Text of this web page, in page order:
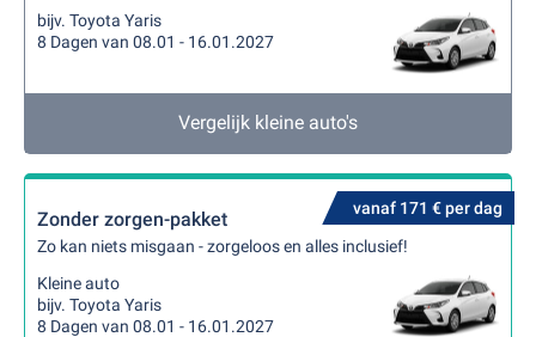
bijv. Toyota Yaris
8 Dagen van 08.01 - 16.01.2027
Vergelijk kleine auto's
vanaf 171 € per dag
Zonder zorgen-pakket
Zo kan niets misgaan - zorgeloos en alles inclusief!
Kleine auto
bijv. Toyota Yaris
8 Dagen van 08.01 - 16.01.2027